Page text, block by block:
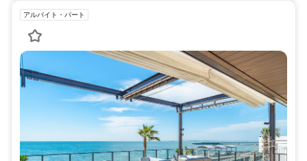
アルバイト・パート